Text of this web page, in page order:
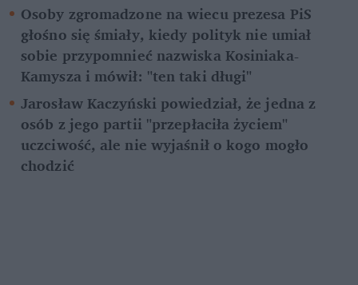
Osoby zgromadzone na wiecu prezesa PiS
głośno się śmiały, kiedy polityk nie umiał
sobie przypomnieć nazwiska Kosiniaka-
Kamysza i mówił: "ten taki długi"
Jarosław Kaczyński powiedział, że jedna z
osób z jego partii "przepłaciła życiem"
uczciwość, ale nie wyjaśnił o kogo mogło
chodzić